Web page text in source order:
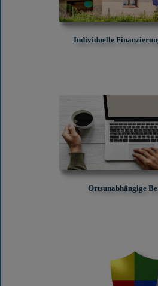
Individuelle
Ortsunabhängige